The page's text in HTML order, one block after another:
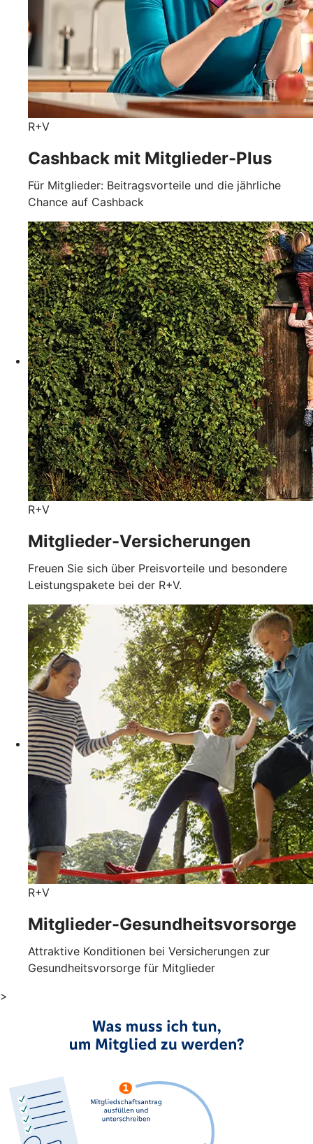
R+V
Cashback mit Mitglieder-Plus
Für Mitglieder: Beitragsvorteile und die jährliche
Chance auf Cashback
R+V
Mitglieder-Versicherungen
Freuen Sie sich über Preisvorteile und besondere
Leistungspakete bei der R+V.
R+V
Mitglieder-Gesundheits­vorsorge
Attraktive Konditionen bei Versicherungen zur
Gesundheitsvorsorge für Mitglieder
>